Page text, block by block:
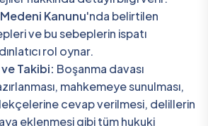
Kanunu'nda belirtilen
ve bu sebeplerin ispatı
rol oynar.
ve Takibi: Boşanma davası
mahkemeye sunulması,
cevap verilmesi, delillerin
eklenmesi gibi tüm hukuki